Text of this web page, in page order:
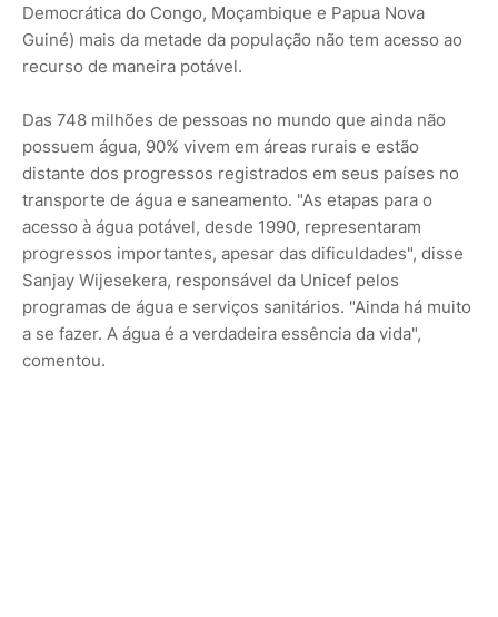
Democrática do Congo, Moçambique e Papua Nova
Guiné) mais da metade da população não tem acesso ao
recurso de maneira potável.
Das 748 milhões de pessoas no mundo que ainda não
possuem água, 90% vivem em áreas rurais e estão
distante dos progressos registrados em seus países no
transporte de água e saneamento. "As etapas para o
acesso à água potável, desde 1990, representaram
progressos importantes, apesar das dificuldades", disse
Sanjay Wijesekera, responsável da Unicef pelos
programas de água e serviços sanitários. "Ainda há muito
a se fazer. A água é a verdadeira essência da vida",
comentou.